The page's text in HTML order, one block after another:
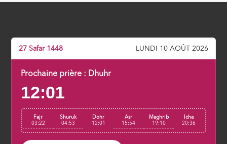
27 Safar 1448 LUNDI 10 AOÛT 2026
Prochaine prière : Dhuhr
12:01
Fajr
03:22
Shuruk
04:53
Dohr
12:01
Asr
15:54
Maghrib
19:10
Icha
20:36